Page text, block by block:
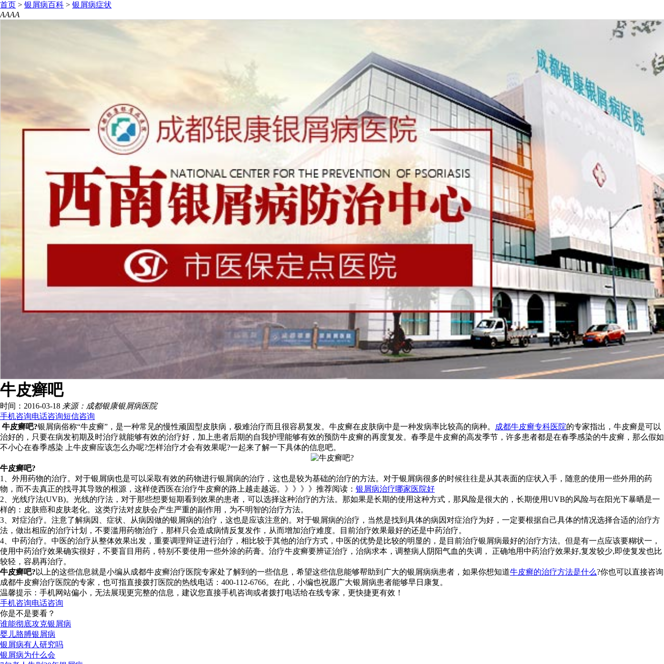
首页 > 银屑病百科 > 银屑病症状
AAAA
牛皮癣吧
时间：2016-03-18 来源：成都银康银屑病医院
手机咨询电话咨询短信咨询
牛皮癣吧?银屑病俗称“牛皮癣”，是一种常见的慢性顽固型皮肤病，极难治疗而且很容易复发。牛皮癣在皮肤病中是一种发病率比较高的病种。 成都牛皮癣专科医院的专家指出，牛皮癣是可以
治好的，只要在病发初期及时治疗就能够有效的治疗好，加上患者后期的自我护理能够有效的预防牛皮癣的再度复发。春季是牛皮癣的高发季节，许多患者都是在春季感染的牛皮癣，那么假如
不小心在春季感染 上牛皮癣应该怎么办呢?怎样治疗才会有效果呢?一起来了解一下具体的信息吧。
牛皮癣吧?
1、外用药物的治疗。对于银屑病也是可以采取有效的药物进行银屑病的治疗，这也是较为基础的治疗的方法。对于银屑病很多的时候往往是从其表面的症状入手，随意的使用一些外用的药
物，而不去真正的找寻其导致的根源，这样使西医在治疗牛皮癣的路上越走越远。》》》》推荐阅读： 银屑病治疗哪家医院好
2、光线疗法(UVB)。光线的疗法，对于那些想要短期看到效果的患者，可以选择这种治疗的方法。那如果是长期的使用这种方式，那风险是很大的，长期使用UVB的风险与在阳光下暴晒是一
样的：皮肤癌和皮肤老化。这类疗法对皮肤会产生严重的副作用，为不明智的治疗方法。
3、对症治疗。注意了解病因、症状、从病因做的银屑病的治疗，这也是应该注意的。对于银屑病的治疗，当然是找到具体的病因对症治疗为好，一定要根据自己具体的情况选择合适的治疗方
法，做出相应的治疗计划，不要滥用药物治疗，那样只会造成病情反复发作，从而增加治疗难度。目前治疗效果最好的还是中药治疗。
4、中药治疗。中医的治疗从整体效果出发，重要调理辩证进行治疗，相比较于其他的治疗方式，中医的优势是比较的明显的，是目前治疗银屑病最好的治疗方法。但是有一点应该要糊状一，
使用中药治疗效果确实很好，不要盲目用药，特别不要使用一些外涂的药膏。治疗牛皮癣要辨证治疗，治病求本，调整病人阴阳气血的失调， 正确地用中药治疗效果好,复发较少,即使复发也比
较轻，容易再治疗。
牛皮癣吧? 以上的这些信息就是小编从成都牛皮癣治疗医院专家处了解到的一些信息，希望这些信息能够帮助到广大的银屑病病患者，如果你想知道牛皮癣的治疗方法是什么?你也可以直接咨询
成都牛皮癣治疗医院的专家，也可指直接拨打医院的热线电话：400-112-6766。在此，小编也祝愿广大银屑病患者能够早日康复。
温馨提示：手机网站偏小，无法展现更完整的信息，建议您直接手机咨询或者拨打电话给在线专家，更快捷更有效！
手机咨询电话咨询
你是不是要看？
谁能彻底攻克银屑病
婴儿胳膊银屑病
银屑病有人研究吗
银屑病为什么会